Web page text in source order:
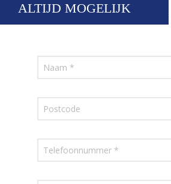
ALTIJD MOGELIJK